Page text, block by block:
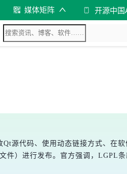
媒体矩阵 开源中国
源代码、使用动态链接方式、在软
件）进行发布。官方强调，LGPL